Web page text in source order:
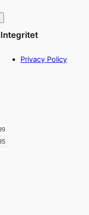
Integritet
Privacy Policy